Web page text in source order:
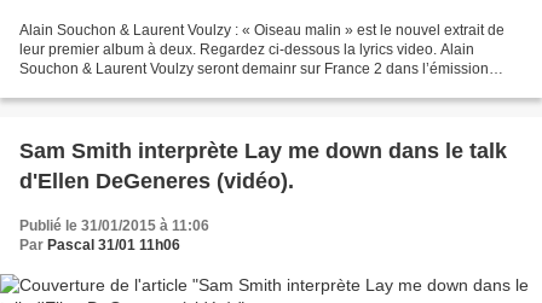
Alain Souchon & Laurent Voulzy : « Oiseau malin » est le nouvel extrait de
leur premier album à deux. Regardez ci-dessous la lyrics video. Alain
Souchon & Laurent Voulzy seront demainr sur France 2 dans l’émission
Sam Smith interprète Lay me down dans le talk
d'Ellen DeGeneres (vidéo).
Publié le 31/01/2015 à 11:06
Par Pascal 31/01 11h06